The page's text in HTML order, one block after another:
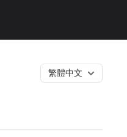
繁體中文